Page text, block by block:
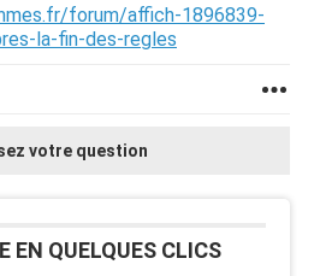
forum/affich-1896839-
la-fin-des-regles
votre question
EN QUELQUES CLICS